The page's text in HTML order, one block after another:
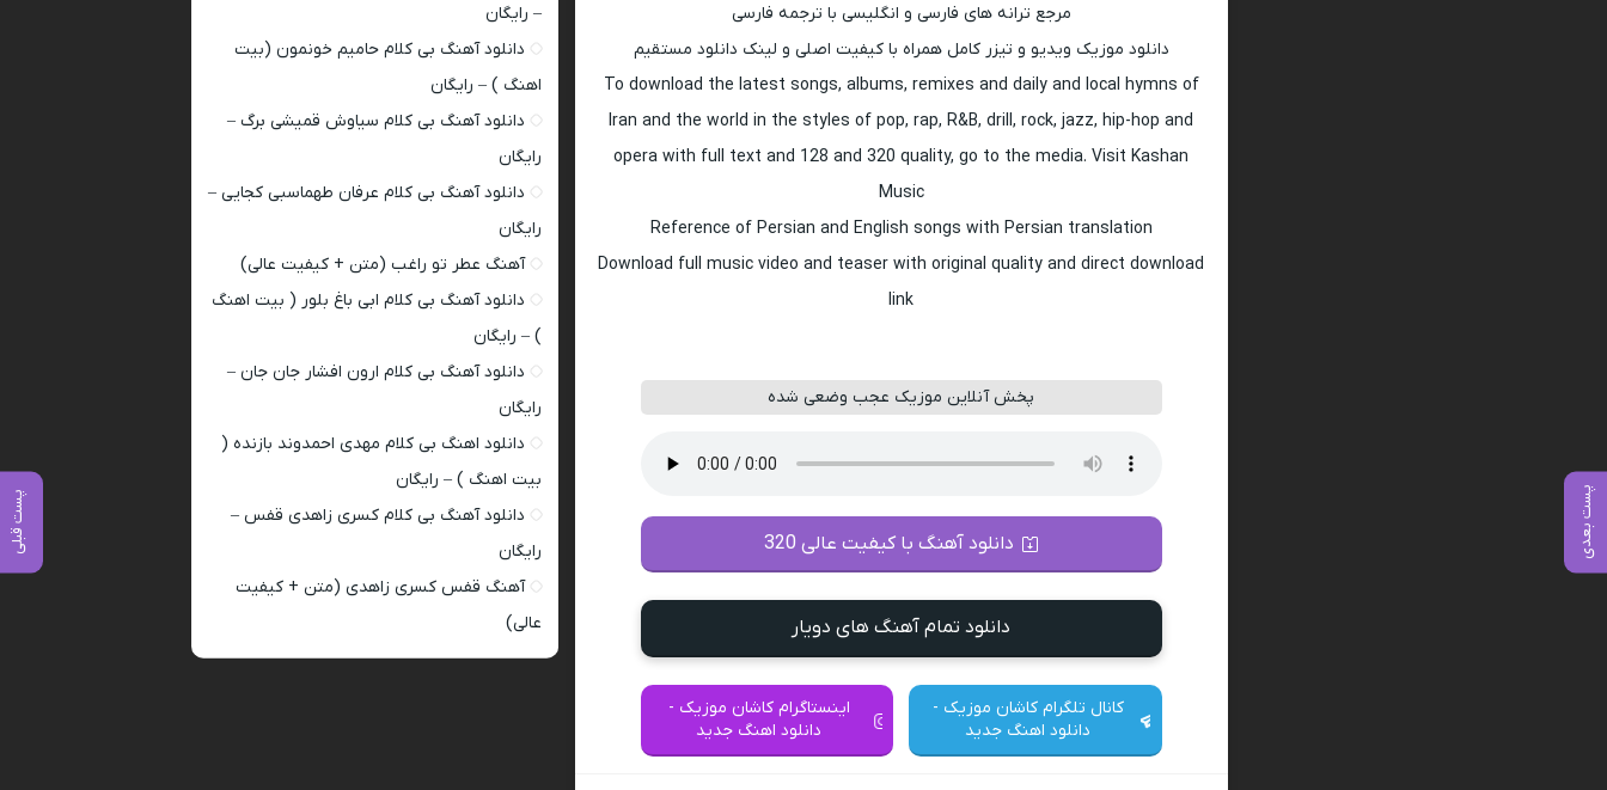
پست بعدی پست قبلی
مرجع ترانه های فارسی و انگلیسی با ترجمه فارسی
دانلود موزیک ویدیو و تیزر کامل همراه با کیفیت اصلی و لینک دانلود مستقیم
To download the latest songs, albums, remixes and daily and local hymns of
Iran and the world in the styles of pop, rap, R&B, drill, rock, jazz, hip-hop and
opera with full text and 128 and 320 quality, go to the media. Visit Kashan
Music
Reference of Persian and English songs with Persian translation
Download full music video and teaser with original quality and direct download
link
پخش آنلاین موزیک عجب‌ وضعی شده
دانلود آهنگ با کیفیت عالی 320
دانلود تمام آهنگ های دویار
کانال تلگرام کاشان موزیک -
دانلود اهنگ جدید
اینستاگرام کاشان موزیک -
دانلود اهنگ جدید
– رایگان
دانلود آهنگ بی کلام حامیم خونمون (بیت
اهنگ ) – رایگان
دانلود آهنگ بی کلام سیاوش قمیشی برگ –
رایگان
دانلود آهنگ بی کلام عرفان طهماسبی کجایی –
رایگان
آهنگ عطر تو راغب (متن + کیفیت عالی)
دانلود آهنگ بی کلام ابی باغ بلور ( بیت اهنگ
) – رایگان
دانلود آهنگ بی کلام ارون افشار جان جان –
رایگان
دانلود اهنگ بی کلام مهدی احمدوند بازنده (
بیت اهنگ ) – رایگان
دانلود آهنگ بی کلام کسری زاهدی قفس –
رایگان
آهنگ قفس کسری زاهدی (متن + کیفیت
عالی)